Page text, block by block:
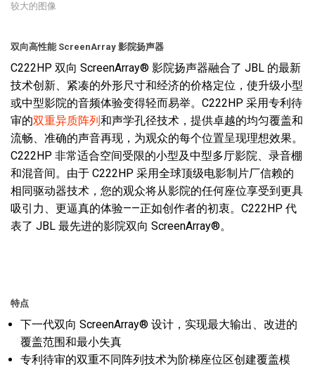
较大的图像
双向高性能 ScreenArray 影院扬声器
C222HP 双向 ScreenArray® 影院扬声器融合了 JBL 的最新
技术创新、紧凑的外形尺寸和经济的价格定位，使升级小型
或中型影院的音频体验变得轻而易举。C222HP 采用专利待
审的双重异质阵列和声学孔径技术，提供卓越的均匀覆盖和
流畅、准确的声音再现，为观众的每个位置呈现理想效果。
C222HP 非常适合空间受限的小型及中型多厅影院、录音棚
和混音间。由于 C222HP 采用全球顶级电影制片厂信赖的
相同驱动器技术，您的观众将从影院的任何座位享受到更具
吸引力、更逼真的体验——正如创作者的初衷。C222HP 代
表了 JBL 最先进的影院双向 ScreenArray®。
特点
下一代双向 ScreenArray® 设计，实现最大输出、改进的
覆盖范围和最小失真
专利待审的双重不同阵列技术为阶梯座位区创建覆盖模